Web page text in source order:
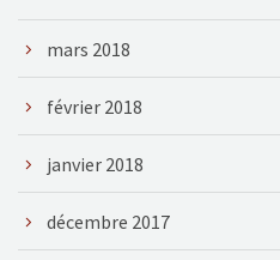
mars 2018
février 2018
janvier 2018
décembre 2017